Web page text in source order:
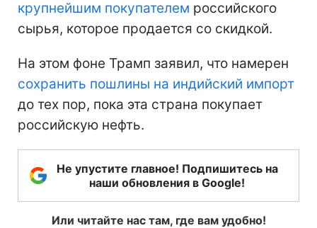
крупнейшим покупателем российского
сырья, которое продается со скидкой.
На этом фоне Трамп заявил, что намерен
сохранить пошлины на индийский импорт
до тех пор, пока эта страна покупает
российскую нефть.
Не упустите главное! Подпишитесь на
наши обновления в Google!
Или читайте нас там, где вам удобно!